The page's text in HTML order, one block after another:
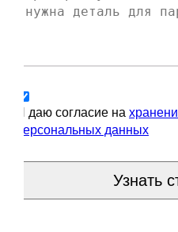
Я даю согласие на
персональных данных
Узнать